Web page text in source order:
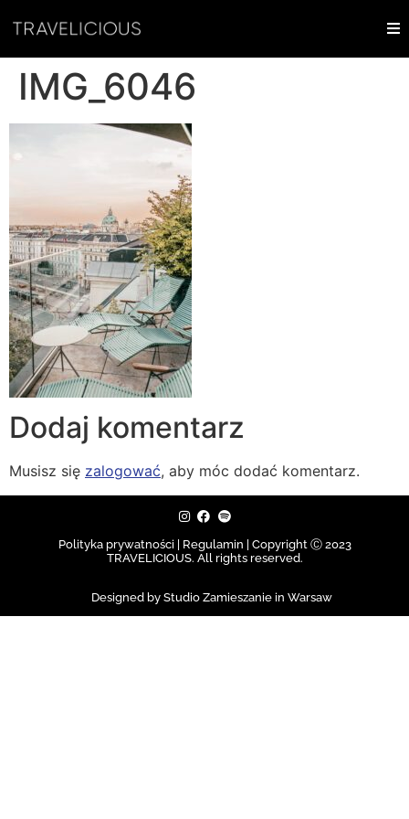
IMG_6046
Dodaj komentarz
Musisz się zalogować, aby móc dodać komentarz.
Polityka prywatności | Regulamin | Copyright Ⓒ 2023
TRAVELICIOUS. All rights reserved.
Designed by Studio Zamieszanie in Warsaw